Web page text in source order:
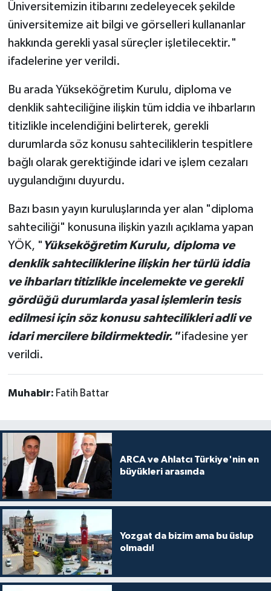
Üniversitemizin itibarını zedeleyecek şekilde
üniversitemize ait bilgi ve görselleri kullananlar
hakkında gerekli yasal süreçler işletilecektir."
ifadelerine yer verildi.
Bu arada Yükseköğretim Kurulu, diploma ve
denklik sahteciliğine ilişkin tüm iddia ve ihbarların
titizlikle incelendiğini belirterek, gerekli
durumlarda söz konusu sahteciliklerin tespitlere
bağlı olarak gerektiğinde idari ve işlem cezaları
uygulandığını duyurdu.
Bazı basın yayın kuruluşlarında yer alan "diploma
sahteciliği" konusuna ilişkin yazılı açıklama yapan
YÖK, " Yükseköğretim Kurulu, diploma ve
denklik sahteciliklerine ilişkin her türlü iddia
ve ihbarları titizlikle incelemekte ve gerekli
gördüğü durumlarda yasal işlemlerin tesis
edilmesi için söz konusu sahtecilikleri adli ve
idari mercilere bildirmektedir."ifadesine yer
verildi.
Muhabir: Fatih Battar
ARCA ve Ahlatcı Türkiye'nin en
büyükleri arasında
Yozgat da bizim ama bu üslup
olmadı!